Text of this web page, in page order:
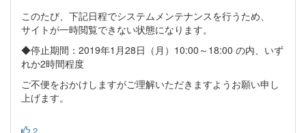
このたび、下記日程でシステムメンテナンスを行うため、
サイトが一時閲覧できない状態になります。
◆停止期間：2019年1月28日（月）10:00～18:00 の内、いず
れか2時間程度
ご不便をおかけしますがご理解いただきますようお願い申し
上げます。
2